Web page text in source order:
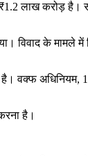
लाख करोड़
विवाद के मामले
वक्फ
है।